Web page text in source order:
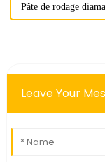
Pâte de rodage
Leave Your